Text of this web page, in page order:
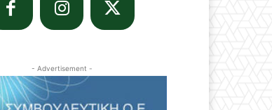
- Advertisement -